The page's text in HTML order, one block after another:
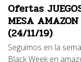
Ofertas
MESA AMAZON
(24/11/19)
Seguimos en la
Black Week en